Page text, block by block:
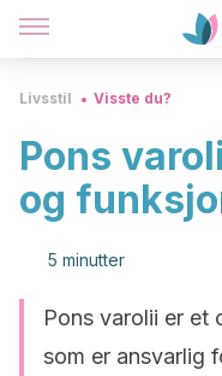
Livsstil Visste du?
Pons
og
5 minutter
Pons varolii er et
som er ansvarlig